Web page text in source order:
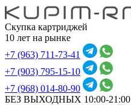
Скупка картриджей
10 лет на рынке
+7 (963) 711-73-41
+7 (903) 795-15-10
+7 (968) 014-80-90
БЕЗ ВЫХОДНЫХ 10:00-21:00